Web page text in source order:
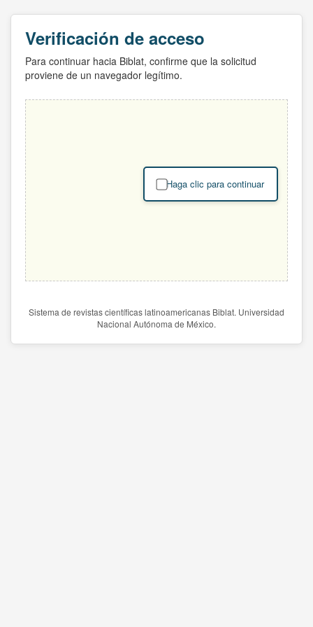
Verificación de acceso
Para continuar hacia Biblat, confirme que la solicitud
proviene de un navegador legítimo.
Haga clic para continuar
Sistema de revistas científicas latinoamericanas Biblat. Universidad
Nacional Autónoma de México.